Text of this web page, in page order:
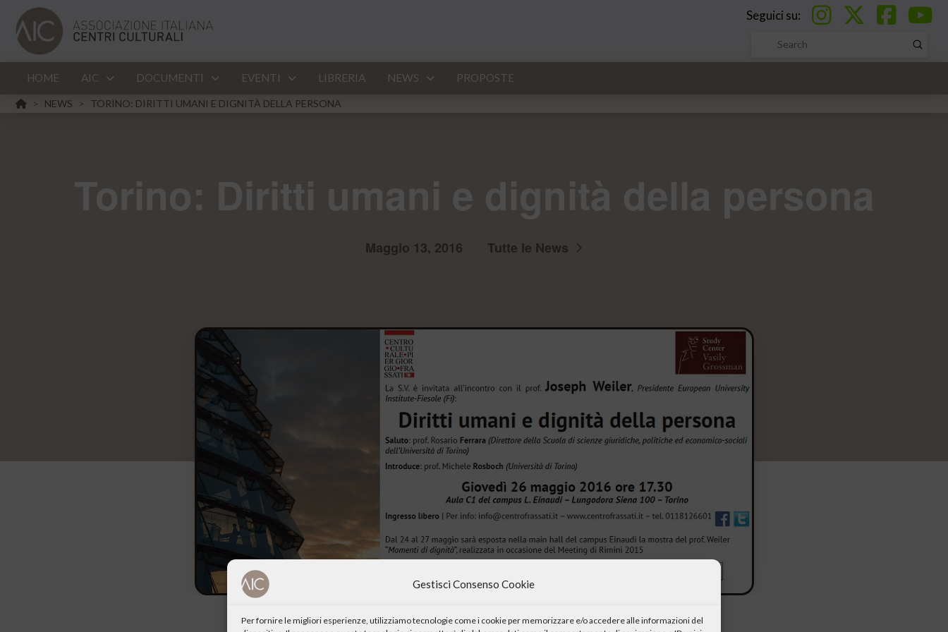
Gestisci Consenso Cookie
Per fornire le migliori esperienze, utilizziamo tecnologie come i cookie per memorizzare e/o accedere alle informazioni del
Seguici su:
Search
Submit
HOME AIC DOCUMENTI EVENTI LIBRERIA NEWS PROPOSTE
HOME
> NEWS > TORINO: DIRITTI UMANI E DIGNITÀ DELLA PERSONA
Maggio 13, 2016 Tutte le News